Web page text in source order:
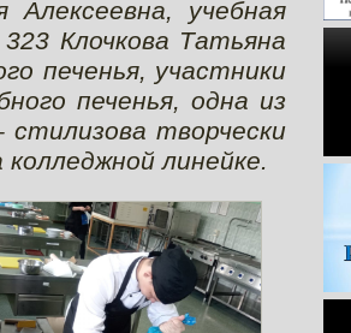
учебная
Клочкова Татьяна
печенья, участники
печенья, одна из
стилизова творчески
линейке.